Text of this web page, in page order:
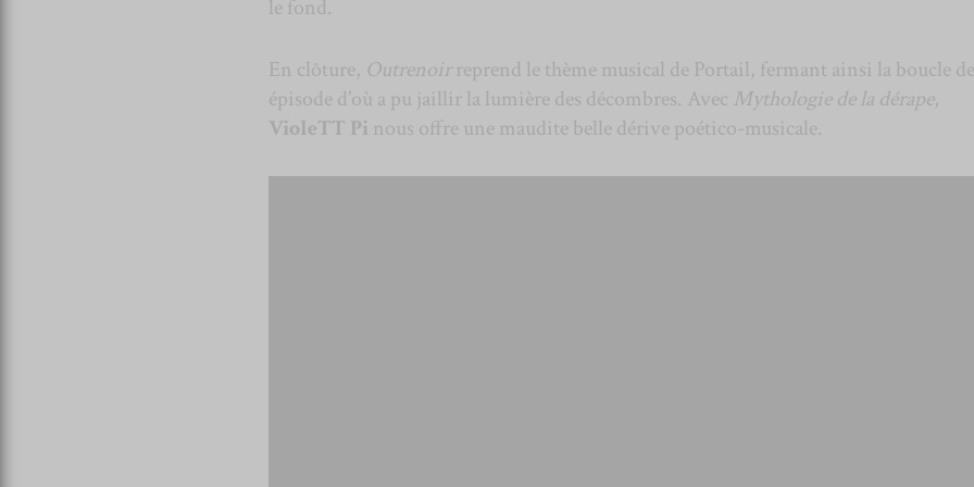
le fond.
En clôture, Outrenoirreprend le thème musical de Portail, fermant ainsi la boucle
épisode d’où a pu jaillir la lumière des décombres. Avec Mythologie de la dérape,
VioleTT Pi nous offre une maudite belle dérive poético-musicale.